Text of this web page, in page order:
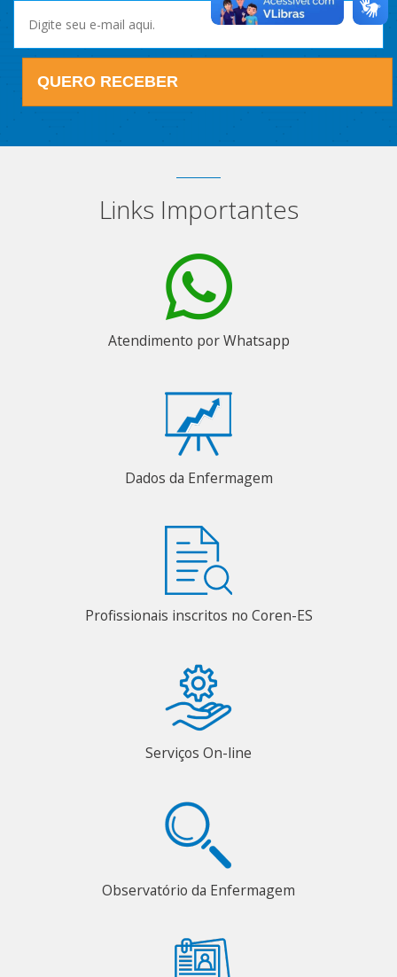
QUERO RECEBER
Links Importantes
Atendimento por Whatsapp
Dados da Enfermagem
Profissionais inscritos no Coren-ES
Serviços On-line
Observatório da Enfermagem